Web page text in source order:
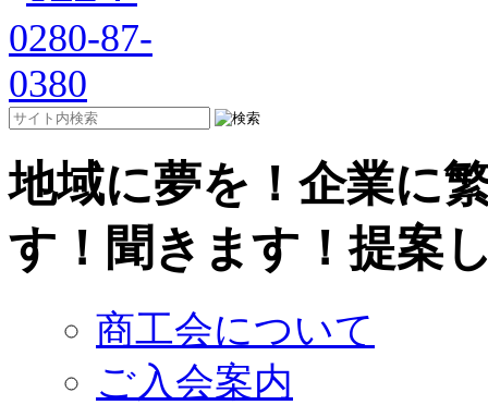
地域に夢を！企業に
す！聞きます！提案
商工会について
ご入会案内